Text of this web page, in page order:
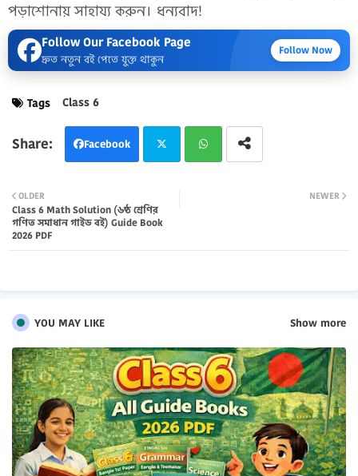
পড়াশোনায় সাহায্য করুন। ধন্যবাদ!
Follow Our Facebook Page
দ্রুত নতুন বই পেতে যুক্ত থাকুন
Follow Now
Tags Class 6
Facebook
tter
NEWER
OLDER
Class 6 Math Solution (৬ষ্ঠ শ্রেণির
গণিত সমাধান গাইড বই) Guide Book
2026 PDF
YOU MAY LIKE Show more